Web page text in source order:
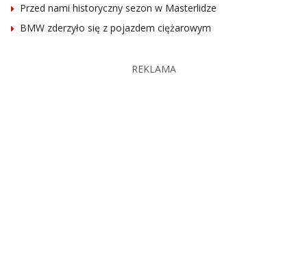
Przed nami historyczny sezon w Masterlidze
BMW zderzyło się z pojazdem ciężarowym
REKLAMA